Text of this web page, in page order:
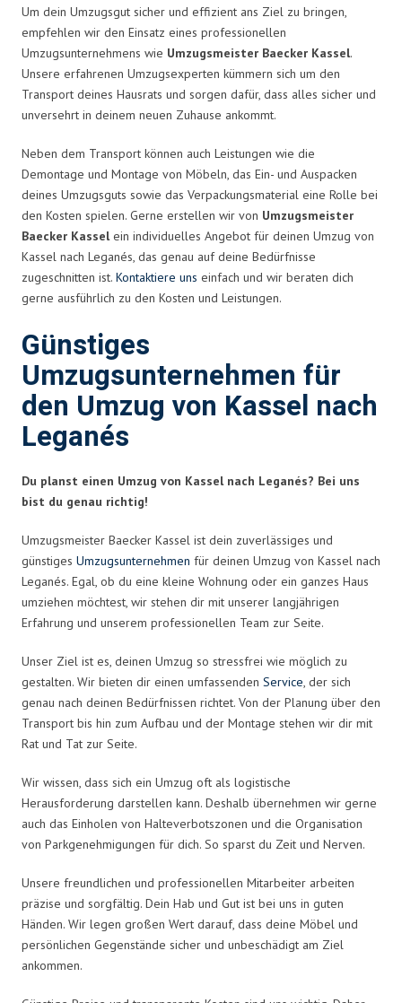
Um dein Umzugsgut sicher und effizient ans Ziel zu bringen,
empfehlen wir den Einsatz eines professionellen
Umzugsunternehmens wie Umzugsmeister Baecker Kassel.
Unsere erfahrenen Umzugsexperten kümmern sich um den
Transport deines Hausrats und sorgen dafür, dass alles sicher und
unversehrt in deinem neuen Zuhause ankommt.
Neben dem Transport können auch Leistungen wie die
Demontage und Montage von Möbeln, das Ein- und Auspacken
deines Umzugsguts sowie das Verpackungsmaterial eine Rolle bei
den Kosten spielen. Gerne erstellen wir von Umzugsmeister
Baecker Kasselein individuelles Angebot für deinen Umzug von
Kassel nach Leganés, das genau auf deine Bedürfnisse
zugeschnitten ist. Kontaktiere uns einfach und wir beraten dich
gerne ausführlich zu den Kosten und Leistungen.
Günstiges
Umzugsunternehmen für
den Umzug von Kassel nach
Leganés
Du planst einen Umzug von Kassel nach Leganés? Bei uns
bist du genau richtig!
Umzugsmeister Baecker Kassel ist dein zuverlässiges und
günstiges Umzugsunternehmen für deinen Umzug von Kassel nach
Leganés. Egal, ob du eine kleine Wohnung oder ein ganzes Haus
umziehen möchtest, wir stehen dir mit unserer langjährigen
Erfahrung und unserem professionellen Team zur Seite.
Unser Ziel ist es, deinen Umzug so stressfrei wie möglich zu
gestalten. Wir bieten dir einen umfassenden Service, der sich
genau nach deinen Bedürfnissen richtet. Von der Planung über den
Transport bis hin zum Aufbau und der Montage stehen wir dir mit
Rat und Tat zur Seite.
Wir wissen, dass sich ein Umzug oft als logistische
Herausforderung darstellen kann. Deshalb übernehmen wir gerne
auch das Einholen von Halteverbotszonen und die Organisation
von Parkgenehmigungen für dich. So sparst du Zeit und Nerven.
Unsere freundlichen und professionellen Mitarbeiter arbeiten
präzise und sorgfältig. Dein Hab und Gut ist bei uns in guten
Händen. Wir legen großen Wert darauf, dass deine Möbel und
persönlichen Gegenstände sicher und unbeschädigt am Ziel
ankommen.